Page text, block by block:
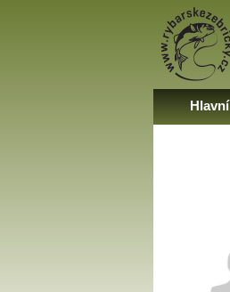
Hlavní